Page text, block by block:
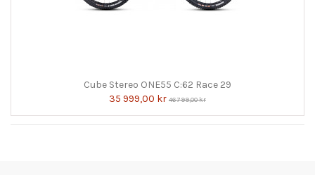
Cube Stereo ONE55 C:62 Race 29
35 999,00 kr 46 799,00 kr